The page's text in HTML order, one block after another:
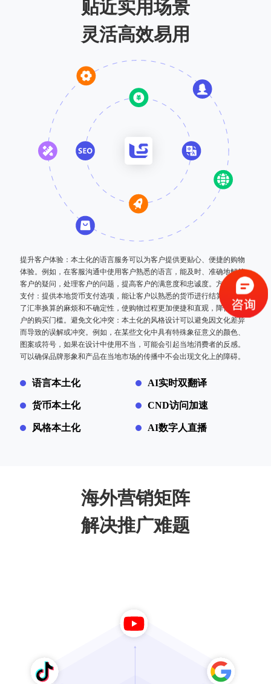
贴近实用场景
灵活高效易用
提升客户体验：本土化的语言服务可以为客户提供更贴心、便捷的购物
体验。例如，在客服沟通中使用客户熟悉的语言，能及时、准确地解答
客户的疑问，处理客户的问题，提高客户的满意度和忠诚度。方便客户
支付：提供本地货币支付选项，能让客户以熟悉的货币进行结算，避免
了汇率换算的麻烦和不确定性，使购物过程更加便捷和直观，降低了客
户的购买门槛。避免文化冲突：本土化的风格设计可以避免因文化差异
而导致的误解或冲突。例如，在某些文化中具有特殊象征意义的颜色、
图案或符号，如果在设计中使用不当，可能会引起当地消费者的反感。
可以确保品牌形象和产品在当地市场的传播中不会出现文化上的障碍。
语言本土化 AI实时双翻译
货币本土化 CND访问加速
风格本土化 AI数字人直播
海外营销矩阵
解决推广难题